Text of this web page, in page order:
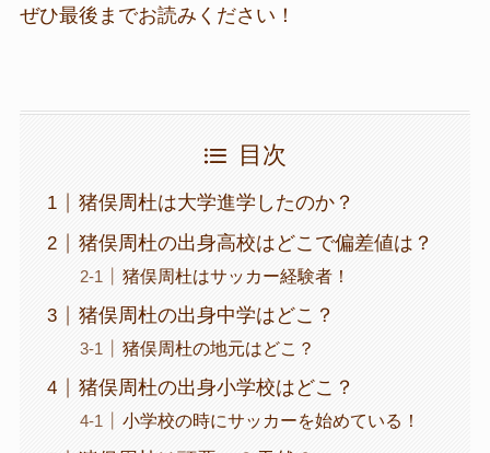
ぜひ最後までお読みください！
目次
猪俣周杜は大学進学したのか？
猪俣周杜の出身高校はどこで偏差値は？
猪俣周杜はサッカー経験者！
猪俣周杜の出身中学はどこ？
猪俣周杜の地元はどこ？
猪俣周杜の出身小学校はどこ？
小学校の時にサッカーを始めている！